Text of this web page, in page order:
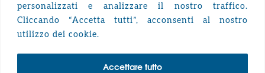
personalizzati e analizzare il nostro traffico.
Cliccando “Accetta tutti”, acconsenti al nostro
utilizzo dei cookie.
Accettare tutto
Privacy Policy